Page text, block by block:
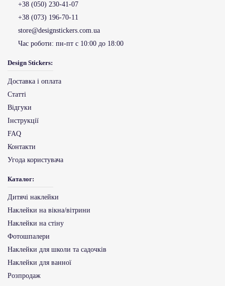
+38 (050) 230-41-07
+38 (073) 196-70-11
store@designstickers.com.ua
Час роботи: пн-пт с 10:00 до 18:00
Design Stickers:
Доставка і оплата
Статті
Відгуки
Інструкції
FAQ
Контакти
Угода користувача
Каталог:
Дитячі наклейки
Наклейки на вікна/вітрини
Наклейки на стіну
Фотошпалери
Наклейки для школи та садочків
Наклейки для ванної
Розпродаж